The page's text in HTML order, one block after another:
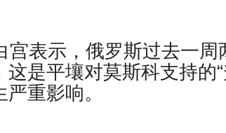
宫表示，俄罗斯过去一周
是平壤对莫斯科支持的
重影响。